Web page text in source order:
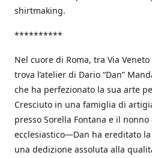
shirtmaking.
**********
Nel cuore di Roma, tra Via
trova l’atelier di Dario “Dan”
che ha perfezionato la sua arte
Cresciuto in una famiglia di
presso Sorella Fontana e il
ecclesiastico—Dan ha ereditato la
una dedizione assoluta alla